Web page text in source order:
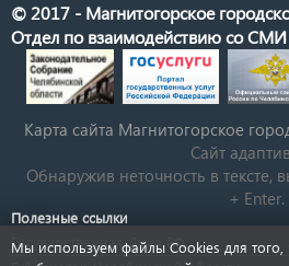
© 2017 - Магнитогорское
Отдел по взаимодействию со СМИ
Карта сайта Магнитогорское
Сайт
Обнаружив неточность в тексте,
+ Enter.
Полезные ссылки
Государственная Дума РФ
Мы используем файлы Cookies для того,